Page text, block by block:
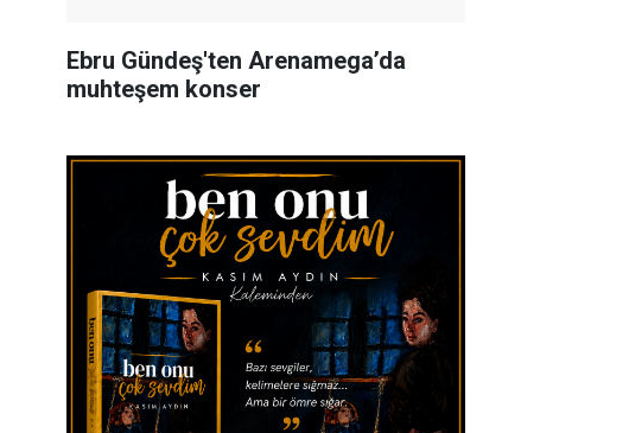
Ebru Gündeş'ten Arenamega’da
muhteşem konser